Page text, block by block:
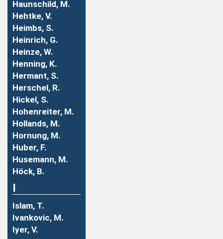
Haunschild, M.
Hehtke, V.
Heimbs, S.
Heinrich, G.
Heinze, W.
Henning, K.
Hermant, S.
Herschel, R.
Hickel, S.
Hohenreiter, M.
Hollands, M.
Hornung, M.
Huber, F.
Husemann, M.
Höck, B.
I
Islam, T.
Ivankovic, M.
Iyer, V.